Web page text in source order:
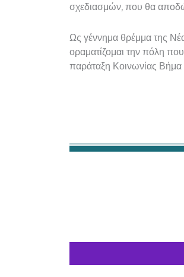
σχεδιασμών, που θα
Ως γέννημα θρέμμα της
οραματίζομαι την πόλη
παράταξη Κοινωνίας Βήμα